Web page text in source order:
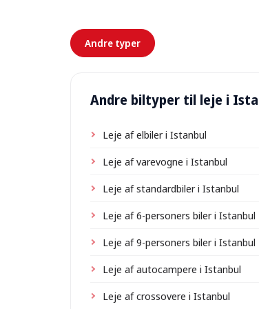
Andre typer
Andre biltyper til leje i
Leje af elbiler i Istanbul
Leje af varevogne i Istanbul
Leje af standardbiler i Istanbul
Leje af 6-personers biler i Istanbul
Leje af 9-personers biler i Istanbul
Leje af autocampere i Istanbul
Leje af crossovere i Istanbul